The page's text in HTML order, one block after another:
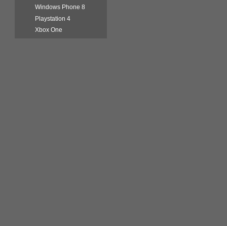
Windows Phone 8
Playstation 4
Xbox One